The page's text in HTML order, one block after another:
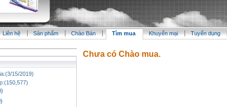
Liên hệ Sản phẩm Chào Bán Tìm mua Khuyến mại Tuyển dụng
15/2019)
Chưa có Chào mua.